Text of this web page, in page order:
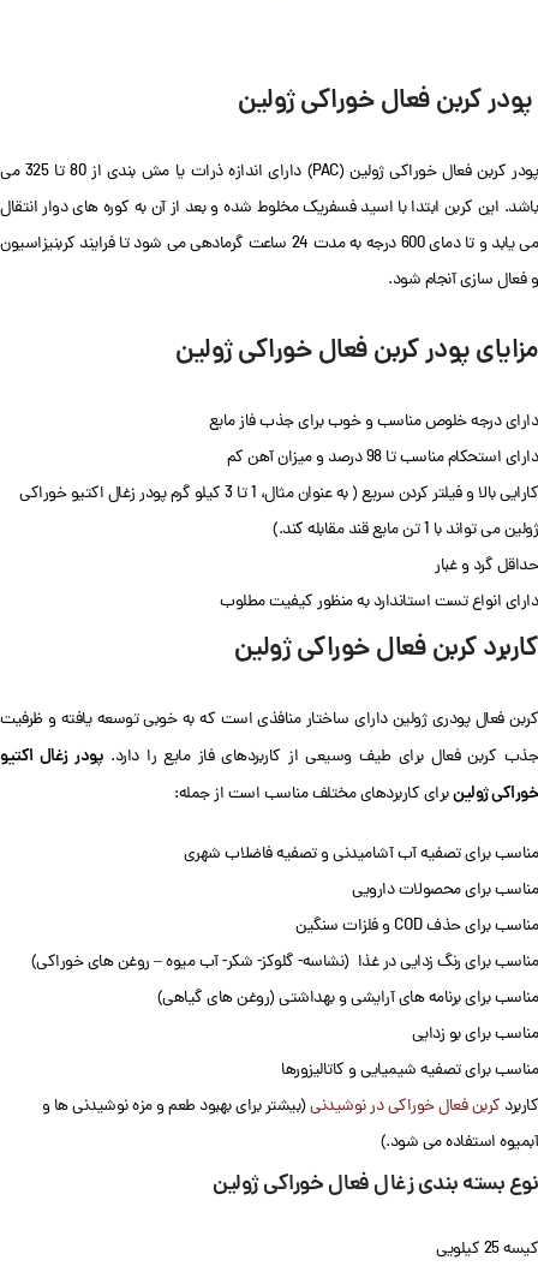
پودر کربن فعال خوراکی ژولین
پودر کربن فعال خوراکی ژولین (PAC) دارای اندازه ذرات یا مش بندی از 80 تا 325 می
باشد. این کربن ابتدا با اسید فسفریک مخلوط شده و بعد از آن به کوره های دوار انتقال
می یابد و تا دمای 600 درجه به مدت 24 ساعت گرمادهی می شود تا فرایند کربنیزاسیون
و فعال سازی آنجام شود.
مزایای پودر کربن فعال خوراکی ژولین
دارای درجه خلوص مناسب و خوب برای جذب فاز مایع
دارای استحکام مناسب تا 98 درصد و میزان آهن کم
کارایی بالا و فیلتر کردن سریع ( به عنوان مثال، 1 تا 3 کیلو گرم پودر زغال اکتیو خوراکی
ژولین می تواند با 1 تن مایع قند مقابله کند.)
حداقل گرد و غبار
دارای انواع تست استاندارد به منظور کیفیت مطلوب
کاربرد کربن فعال خوراکی ژولین
کربن فعال پودری ژولین دارای ساختار منافذی است که به خوبی توسعه یافته و ظرفیت
جذب کربن فعال برای طیف وسیعی از کاربردهای فاز مایع را دارد. پودر زغال اکتیو
خوراکی ژولینبرای کاربردهای مختلف مناسب است از جمله:
مناسب برای تصفیه آب آشامیدنی و تصفیه فاضلاب شهری
مناسب برای محصولات دارویی
مناسب برای حذف COD و فلزات سنگین
مناسب برای رنگ زدایی در غذا (نشاسه- گلوکز- شکر- آب میوه – روغن های خوراکی)
مناسب برای برنامه های آرایشی و بهداشتی (روغن های گیاهی)
مناسب برای بو زدایی
مناسب برای تصفیه شیمیایی و کاتالیزورها
کاربرد کربن فعال خوراکی در نوشیدنی(بیشتر برای بهبود طعم و مزه نوشیدنی ها و
آبمیوه استفاده می شود.)
نوع بسته بندی زغال فعال خوراکی ژولین
کیسه 25 کیلویی